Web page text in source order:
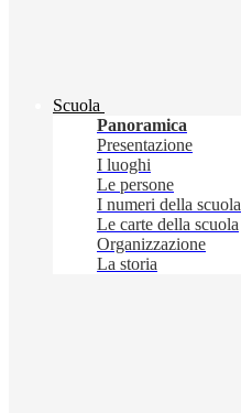
Scuola
Panoramica
Presentazione
I luoghi
Le persone
I numeri della scuola
Le carte della scuola
Organizzazione
La storia